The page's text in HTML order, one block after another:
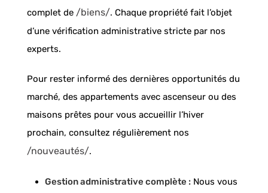
complet de /biens/. Chaque propriété fait l’objet
d’une vérification administrative stricte par nos
experts.
Pour rester informé des dernières opportunités du
marché, des appartements avec ascenseur ou des
maisons prêtes pour vous accueillir l’hiver
prochain, consultez régulièrement nos
/nouveautés/.
Gestion administrative complète : Nous vous